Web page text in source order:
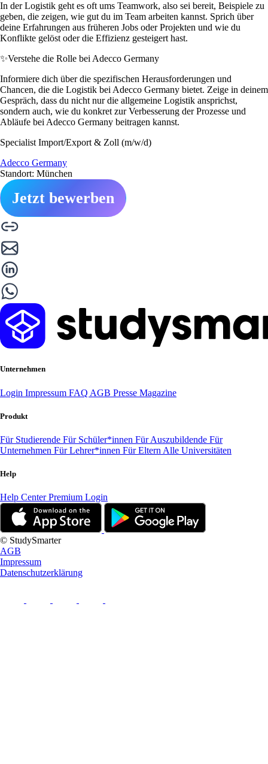
In der Logistik geht es oft ums Teamwork, also sei bereit, Beispiele zu
geben, die zeigen, wie gut du im Team arbeiten kannst. Sprich über
deine Erfahrungen aus früheren Jobs oder Projekten und wie du
Konflikte gelöst oder die Effizienz gesteigert hast.
✨Verstehe die Rolle bei Adecco Germany
Informiere dich über die spezifischen Herausforderungen und
Chancen, die die Logistik bei Adecco Germany bietet. Zeige in deinem
Gespräch, dass du nicht nur die allgemeine Logistik ansprichst,
sondern auch, wie du konkret zur Verbesserung der Prozesse und
Abläufe bei Adecco Germany beitragen kannst.
Specialist Import/Export & Zoll (m/w/d)
Adecco Germany
Standort: München
Jetzt bewerben
Unternehmen
Login Impressum FAQ AGB Presse Magazine
Produkt
Für Studierende Für Schüler*innen Für Auszubildende Für
Unternehmen Für Lehrer*innen Für Eltern Alle Universitäten
Help
Help CenterPremium Login
© StudySmarter
AGB
Impressum
Datenschutzerklärung